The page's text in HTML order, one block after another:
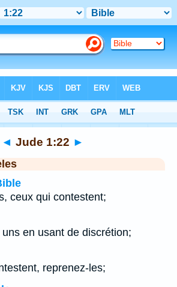
◄ Jude 1:22 ►
ceux qui contestent;
en usant de discrétion;
reprenez-les;